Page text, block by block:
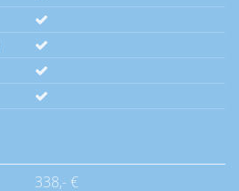
338,- €